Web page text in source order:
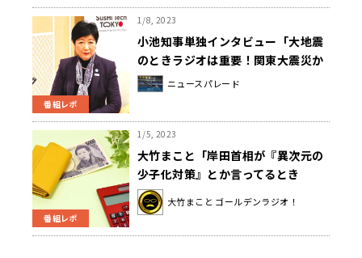
番組レポ
1/8, 2023
小池知事単独インタビュー「大地震
のときラジオは重要！関東大震災か
ら100年、強靭な都市を」
ニュースパレード
番組レポ
1/5, 2023
大竹まこと「岸田首相が『異次元の
少子化対策』とか言ってるとき
に…」18歳以下の都民に5,000円給
付の効果は？
大竹まこと ゴールデンラジオ！